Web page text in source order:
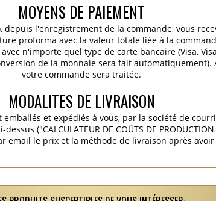
MOYENS DE PAIEMENT
depuis l'enregistrement de la commande, vous
proforma avec la valeur totale liée à la
n'importe quel type de carte bancaire (Visa,
de la monnaie sera fait
votre commande sera traitée.
MODALITES DE LIVRAISON
et expédiés à vous, par la société de
("CALCULATEUR DE COÛTS DE
email le prix et la méthode de livraison après